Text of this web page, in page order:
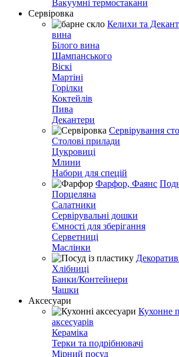
Вакуумні термостакани
Сервіровка
Келихи та
вина
Білого вина
Шампанського
Віскі
Мартіні
Горілки
Коктейлів
Пива
Декантери
Сервірування
Столові прилади
Цукровиці
Млини
Набори для спецій
Фарфор, Фаянс
Порцеляна
Салатники
Сервірувальні дошки
Ємності для зберігання
Серветниці
Маслінки
Хлібниці
Банки/Контейнери
Чашки
Аксесуари
Кухонне
аксесуарів
Кераміка
Терки та подрібнювачі
Мірний посуд